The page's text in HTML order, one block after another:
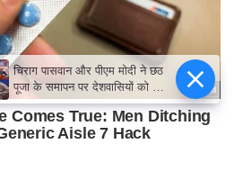
चिराग पासवान और पीएम मोदी ने छठ
पूजा के समापन पर देशवासियों को दी
शुभकामनाएं, छठी मैया से देश की
समृद्धि की कामना की